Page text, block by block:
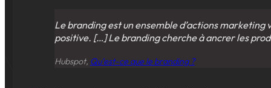
Le branding est un ensemble d’actions
positive. […] Le branding cherche à ancrer les
Hubspot, Qu’est-ce que le branding ?